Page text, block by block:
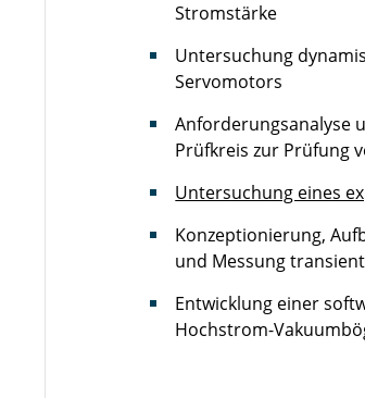
Stromstärke
Untersuchung
Servomotors
Anforderungsanalyse
Prüfkreis zur Prüfung
Untersuchung eines
Konzeptionierung,
und Messung
Entwicklung einer
Hochstrom-